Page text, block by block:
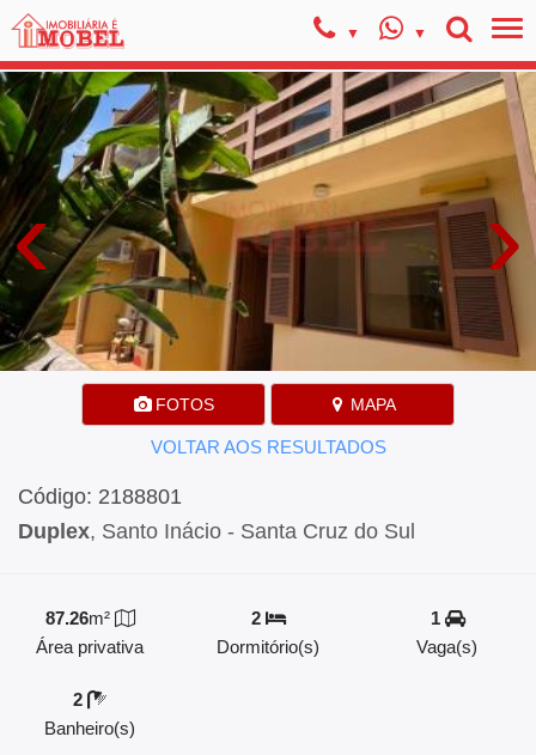
‹ ›
FOTOS MAPA
VOLTAR AOS RESULTADOS
Código: 2188801
Duplex, Santo Inácio - Santa Cruz do Sul
87.26m²
Área privativa
2
Dormitório(s)
1
Vaga(s)
2
Banheiro(s)